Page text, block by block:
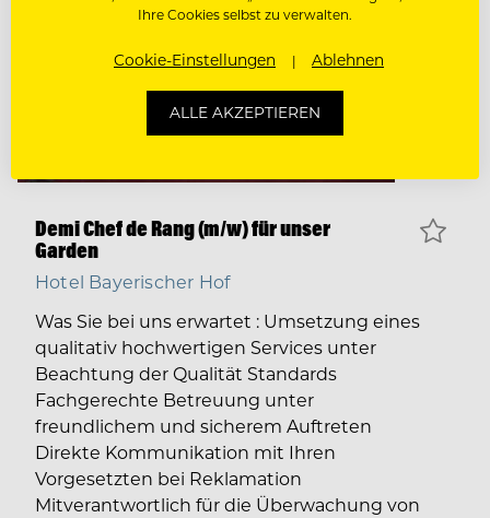
Demi Chef de Rang (m/w) für unser
Garden
Hotel Bayerischer Hof
Was Sie bei uns erwartet : Umsetzung eines
qualitativ hochwertigen Services unter
Beachtung der Qualität Standards
Fachgerechte Betreuung unter
freundlichem und sicherem Auftreten
Direkte Kommunikation mit Ihren
Vorgesetzten bei Reklamation
Mitverantwortlich für die Überwachung von
Ihre Cookies selbst zu verwalten.
Cookie-Einstellungen Ablehnen
ALLE AKZEPTIEREN